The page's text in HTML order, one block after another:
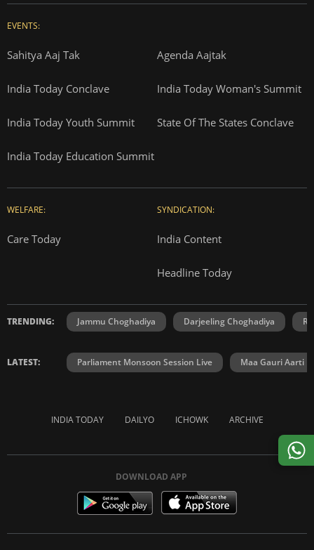
EVENTS:
Sahitya Aaj Tak Agenda Aajtak
India Today Conclave India Today Woman's Summit
India Today Youth Summit State Of The States Conclave
India Today Education Summit
WELFARE:
Care Today
SYNDICATION:
India Content
Headline Today
TRENDING: Jammu Choghadiya Darjeeling Choghadiya
LATEST: Parliament Monsoon Session Live Maa Gauri Aarti
INDIA TODAY DAILYO ICHOWK ARCHIVE
DOWNLOAD APP